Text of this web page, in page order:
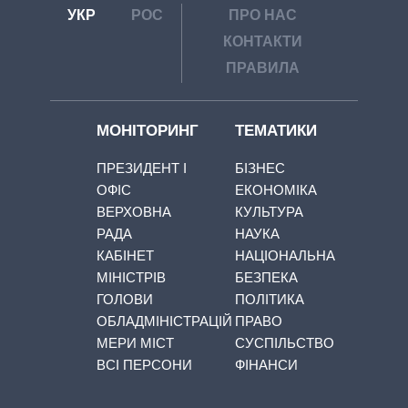
УКР РОС
ПРО НАС
КОНТАКТИ
ПРАВИЛА
МОНІТОРИНГ
ПРЕЗИДЕНТ І
ОФІС
ВЕРХОВНА
РАДА
КАБІНЕТ
МІНІСТРІВ
ГОЛОВИ
ОБЛАДМІНІСТРАЦІЙ
МЕРИ МІСТ
ВСІ ПЕРСОНИ
ТЕМАТИКИ
БІЗНЕС
ЕКОНОМІКА
КУЛЬТУРА
НАУКА
НАЦІОНАЛЬНА
БЕЗПЕКА
ПОЛІТИКА
ПРАВО
СУСПІЛЬСТВО
ФІНАНСИ